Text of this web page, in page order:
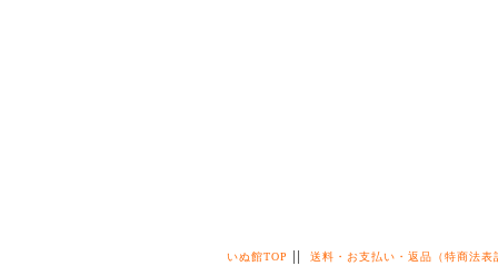
いぬ館TOP 送料・お支払い・返品（特商法表